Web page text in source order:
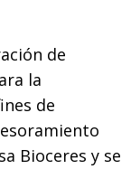
de
la
de
Bioceres y se